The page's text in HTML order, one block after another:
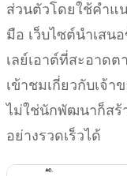
ส่วนตัวโดยใช้คำแ
มือ เว็บไซต์นำเสน
เลย์เอาต์ที่สะอาด
เข้าชมเกี่ยวกับเจ้า
ไม่ใช่นักพัฒนาก็สร้
อย่างรวดเร็วได้